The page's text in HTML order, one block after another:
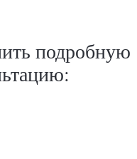
подробную